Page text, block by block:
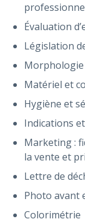
Évaluation
Législation
Morphologie
Matériel et
Hygiène et
Indications
Marketing :
la vente et
Lettre de
Photo avant
Colorimétrie